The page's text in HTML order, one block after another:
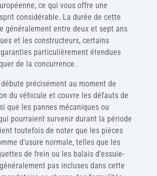
ce qui vous offre une
considérable. La durée de cette
généralement entre deux et sept ans
et les constructeurs, certains
particulièrement étendues
de la concurrence.
précisément au moment de
du véhicule et couvre les défauts de
que les pannes mécaniques ou
pourraient survenir durant la période
toutefois de noter que les pièces
d'usure normale, telles que les
de frein ou les balais d'essuie-
pas incluses dans cette